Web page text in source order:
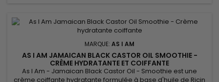
MARQUE: AS I AM
AS I AM JAMAICAN BLACK CASTOR OIL SMOOTHIE -
CRÈME HYDRATANTE ET COIFFANTE
As I Am - Jamaican Black Castor Oil - Smoothie est une
crème coiffante hydratante formulée à base d'huile de Ricin